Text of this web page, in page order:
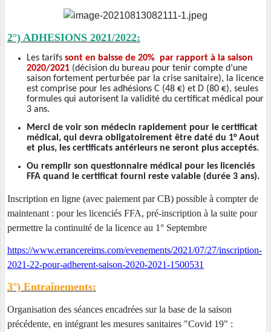
2°) ADHESIONS 2021/2022:
Les tarifs sont en baisse de 20% par rapport à la saison
2020/2021 (décision du bureau pour tenir compte d’une
saison fortement perturbée par la crise sanitaire), la licence
est comprise pour les adhésions C (48 €) et D (80 €), seules
formules qui autorisent la validité du certificat médical pour
3 ans.
Merci de voir son médecin rapidement pour le certificat
médical, qui devra obligatoirement être daté du 1° Aout
et plus, les certificats antérieurs ne seront plus acceptés.
Ou remplir son questionnaire médical pour les licenciés
FFA quand le certificat fourni reste valable (durée 3 ans).
Inscription en ligne (avec paiement par CB) possible à compter de
maintenant : pour les licenciés FFA, pré-inscription à la suite pour
permettre la continuité de la licence au 1° Septembre
https://www.errancereims.com/evenements/2021/07/27/inscription-
2021-22-pour-adherent-saison-2020-2021-1500531
3°) Entraînements:
Organisation des séances encadrées sur la base de la saison
précédente, en intégrant les mesures sanitaires "Covid 19" :